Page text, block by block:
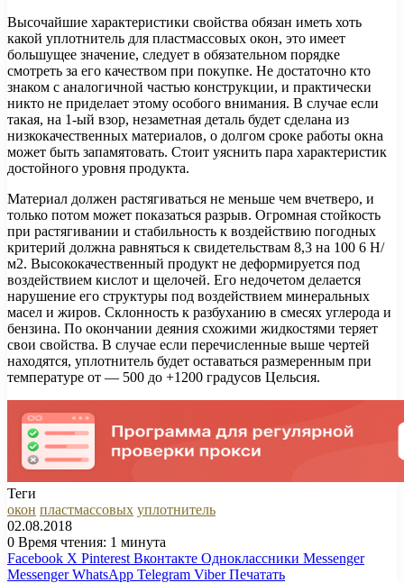
Высочайшие характеристики свойства обязан иметь хоть
какой уплотнитель для пластмассовых окон, это имеет
большущее значение, следует в обязательном порядке
смотреть за его качеством при покупке. Не достаточно кто
знаком с аналогичной частью конструкции, и практически
никто не приделает этому особого внимания. В случае если
такая, на 1-ый взор, незаметная деталь будет сделана из
низкокачественных материалов, о долгом сроке работы окна
может быть запамятовать. Стоит уяснить пара характеристик
достойного уровня продукта.
Материал должен растягиваться не меньше чем вчетверо, и
только потом может показаться разрыв. Огромная стойкость
при растягивании и стабильность к воздействию погодных
критерий должна равняться к свидетельствам 8,3 на 100 6 Н/
м2. Высококачественный продукт не деформируется под
воздействием кислот и щелочей. Его недочетом делается
нарушение его структуры под воздействием минеральных
масел и жиров. Склонность к разбуханию в смесях углерода и
бензина. По окончании деяния схожими жидкостями теряет
свои свойства. В случае если перечисленные выше чертей
находятся, уплотнитель будет оставаться размеренным при
температуре от — 500 до +1200 градусов Цельсия.
Теги
окон пластмассовых уплотнитель
02.08.2018
0 Время чтения: 1 минута
Facebook X Pinterest Вконтакте Одноклассники Messenger
Messenger WhatsApp Telegram Viber Печатать